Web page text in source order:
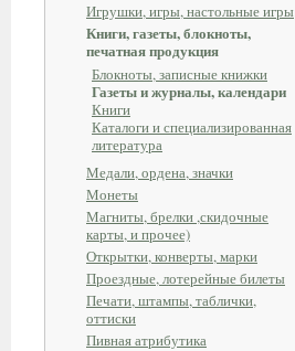
Игрушки, игры, настольные игры
Книги, газеты, блокноты,
печатная продукция
Блокноты, записные книжки
Газеты и журналы, календари
Книги
Каталоги и специализированная
литература
Медали, ордена, значки
Монеты
Магниты, брелки ,скидочные
карты, и прочее)
Открытки, конверты, марки
Проездные, лотерейные билеты
Печати, штампы, таблички,
оттиски
Пивная атрибутика